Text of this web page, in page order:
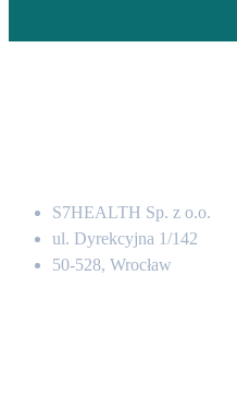
S7HEALTH Sp. z o.o.
ul. Dyrekcyjna 1/142
50-528, Wrocław